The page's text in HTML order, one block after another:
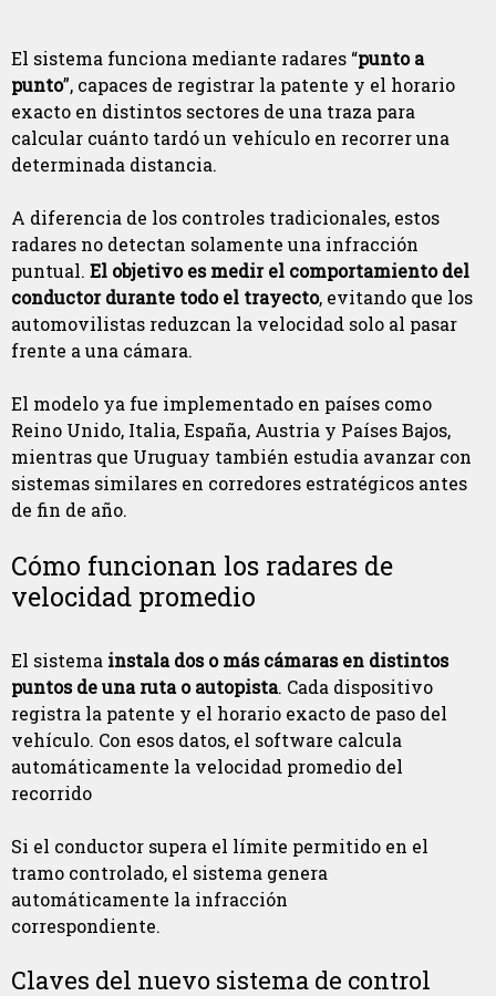
El sistema funciona mediante radares “punto a
punto”, capaces de registrar la patente y el horario
exacto en distintos sectores de una traza para
calcular cuánto tardó un vehículo en recorrer una
determinada distancia.
A diferencia de los controles tradicionales, estos
radares no detectan solamente una infracción
puntual. El objetivo es medir el comportamiento del
conductor durante todo el trayecto, evitando que los
automovilistas reduzcan la velocidad solo al pasar
frente a una cámara.
El modelo ya fue implementado en países como
Reino Unido, Italia, España, Austria y Países Bajos,
mientras que Uruguay también estudia avanzar con
sistemas similares en corredores estratégicos antes
de fin de año.
Cómo funcionan los radares de
velocidad promedio
El sistema instala dos o más cámaras en distintos
puntos de una ruta o autopista. Cada dispositivo
registra la patente y el horario exacto de paso del
vehículo. Con esos datos, el software calcula
automáticamente la velocidad promedio del
recorrido
Si el conductor supera el límite permitido en el
tramo controlado, el sistema genera
automáticamente la infracción
correspondiente.
Claves del nuevo sistema de control